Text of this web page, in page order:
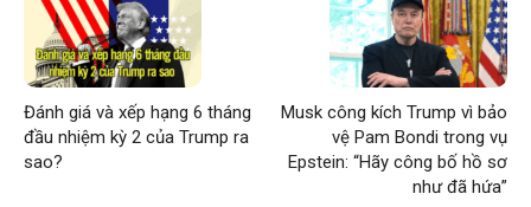
Đánh giá và xếp hạng 6 tháng
đầu nhiệm kỳ 2 của Trump ra
sao?
Musk công kích Trump vì bảo
vệ Pam Bondi trong vụ
Epstein: “Hãy công bố hồ sơ
như đã hứa”